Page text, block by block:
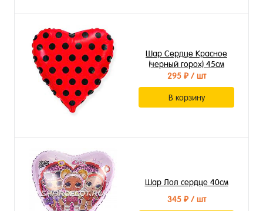
Шар Сердце Красное
(черный горох) 45см
295 ₽/ шт
В корзину
Шар Лол сердце 40см
345 ₽/ шт